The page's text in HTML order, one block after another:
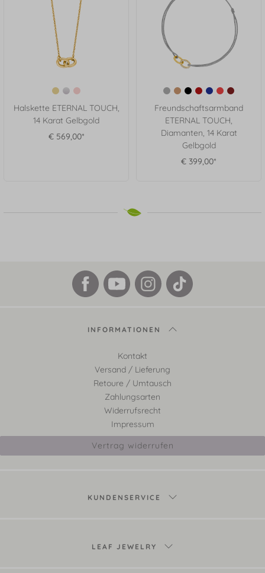
Halskette ETERNAL TOUCH,
14 Karat Gelbgold
€ 569,00*
Freundschaftsarmband
ETERNAL TOUCH,
Diamanten, 14 Karat
Gelbgold
€ 399,00*
INFORMATIONEN
Kontakt
Versand / Lieferung
Retoure / Umtausch
Zahlungsarten
Widerrufsrecht
Impressum
Vertrag widerrufen
KUNDENSERVICE
LEAF JEWELRY